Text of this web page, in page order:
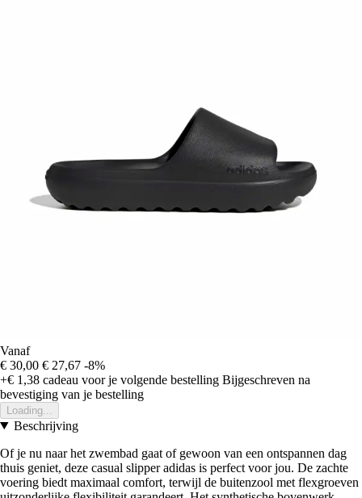
Vanaf
€ 30,00 € 27,67 -8%
+€ 1,38 cadeau voor je volgende bestelling Bijgeschreven na
bevestiging van je bestelling
Loading...
Beschrijving
Of je nu naar het zwembad gaat of gewoon van een ontspannen dag
thuis geniet, deze casual slipper adidas is perfect voor jou. De zachte
voering biedt maximaal comfort, terwijl de buitenzool met flexgroeven